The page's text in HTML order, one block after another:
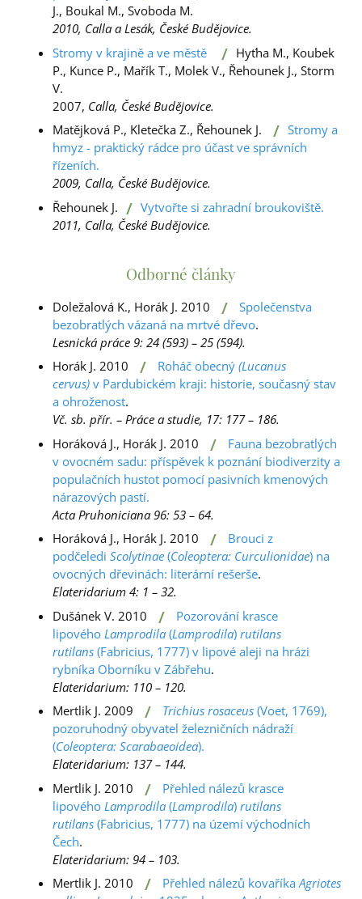
J., Boukal M., Svoboda M.
2010, Calla a Lesák, České Budějovice.
Stromy v krajině a ve městě
/ Hyťha M., Koubek
P., Kunce P., Mařík T., Molek V., Řehounek J., Storm
V.
2007, Calla, České Budějovice.
Matějková P., Kletečka Z., Řehounek J.
/ Stromy a
hmyz - praktický rádce pro účast ve správních
řízeních.
2009, Calla, České Budějovice.
Řehounek J. / Vytvořte si zahradní broukoviště.
2011, Calla, České Budějovice.
Odborné články
Doležalová K., Horák J. 2010 /
Společenstva
bezobratlých vázaná na mrtvé dřevo.
Lesnická práce 9: 24 (593) – 25 (594).
Horák J. 2010
/ Roháč obecný (Lucanus
cervus) v Pardubickém kraji: historie, současný stav
a ohroženost.
Vč. sb. přír. – Práce a studie, 17: 177 – 186.
Horáková J., Horák J. 2010
/
Fauna bezobratlých
v ovocném sadu: příspěvek k poznání biodiverzity a
populačních hustot pomocí pasivních kmenových
nárazových pastí.
Acta Pruhoniciana 96: 53 – 64.
Horáková J., Horák J. 2010
/
Brouci z
podčeledi Scolytinae (Coleoptera: Curculionidae) na
ovocných dřevinách: literární rešerše.
Elateridarium 4: 1 – 32.
Dušánek V. 2010
/
Pozorování krasce
lipového Lamprodila (Lamprodila) rutilans
rutilans (Fabricius, 1777) v lipové aleji na hrázi
rybníka Oborníku v Zábřehu.
Elateridarium: 110 – 120.
Mertlik J. 2009
/ Trichius rosaceus (Voet, 1769),
pozoruhodný obyvatel železničních nádraží
(Coleoptera: Scarabaeoidea).
Elateridarium: 137 – 144.
Mertlik J. 2010
/
Přehled nálezů krasce
lipového Lamprodila (Lamprodila) rutilans
rutilans (Fabricius, 1777) na území východních
Čech.
Elateridarium: 94 – 103.
Mertlik J. 2010
/ Přehled nálezů kovaříkaAgriotes